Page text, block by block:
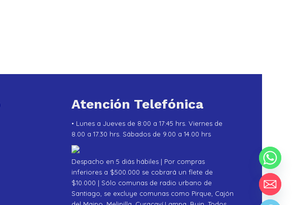
Atención Telefónica
• Lunes a Jueves de 8:00 a 17:45 hrs. Viernes de
8.00 a 17.30 hrs. Sábados de 9.00 a 14.00 hrs
Despacho en 5 diás hábiles | Por compras
inferiores a $500.000 se cobrará un flete de
$10.000 | Sólo comunas de radio urbano de
Santiago, se excluye comunas como Pirque, Cajón